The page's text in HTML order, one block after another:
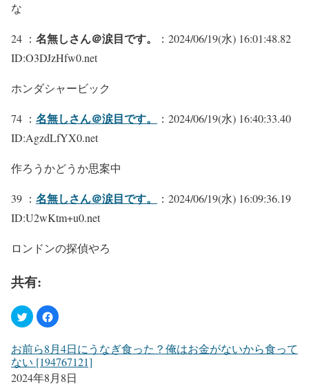
な
24 ： 名無しさん＠涙目です。
：2024/06/19(水) 16:01:48.82
ID:O3DJzHfw0.net
ホンダシャービック
74 ： 名無しさん＠涙目です。
：2024/06/19(水) 16:40:33.40
ID:AgzdLfYX0.net
作ろうかどうか思案中
39 ： 名無しさん＠涙目です。
：2024/06/19(水) 16:09:36.19
ID:U2wKtm+u0.net
ロンドンの探偵やろ
共有:
お前ら8月4日にうなぎ食った？俺はお金がないから食って
ない [194767121]
2024年8月8日